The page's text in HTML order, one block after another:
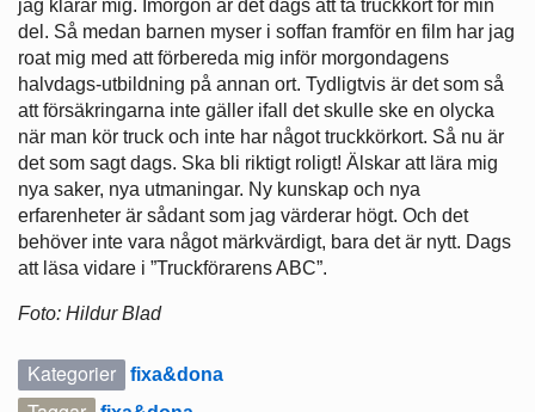
jag klarar mig. Imorgon är det dags att ta truckkort för min
del. Så medan barnen myser i soffan framför en film har jag
roat mig med att förbereda mig inför morgondagens
halvdags-utbildning på annan ort. Tydligtvis är det som så
att försäkringarna inte gäller ifall det skulle ske en olycka
när man kör truck och inte har något truckkörkort. Så nu är
det som sagt dags. Ska bli riktigt roligt! Älskar att lära mig
nya saker, nya utmaningar. Ny kunskap och nya
erfarenheter är sådant som jag värderar högt. Och det
behöver inte vara något märkvärdigt, bara det är nytt. Dags
att läsa vidare i ”Truckförarens ABC”.
Foto: Hildur Blad
Kategorier fixa&dona